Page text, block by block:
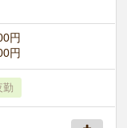
円
円
勤